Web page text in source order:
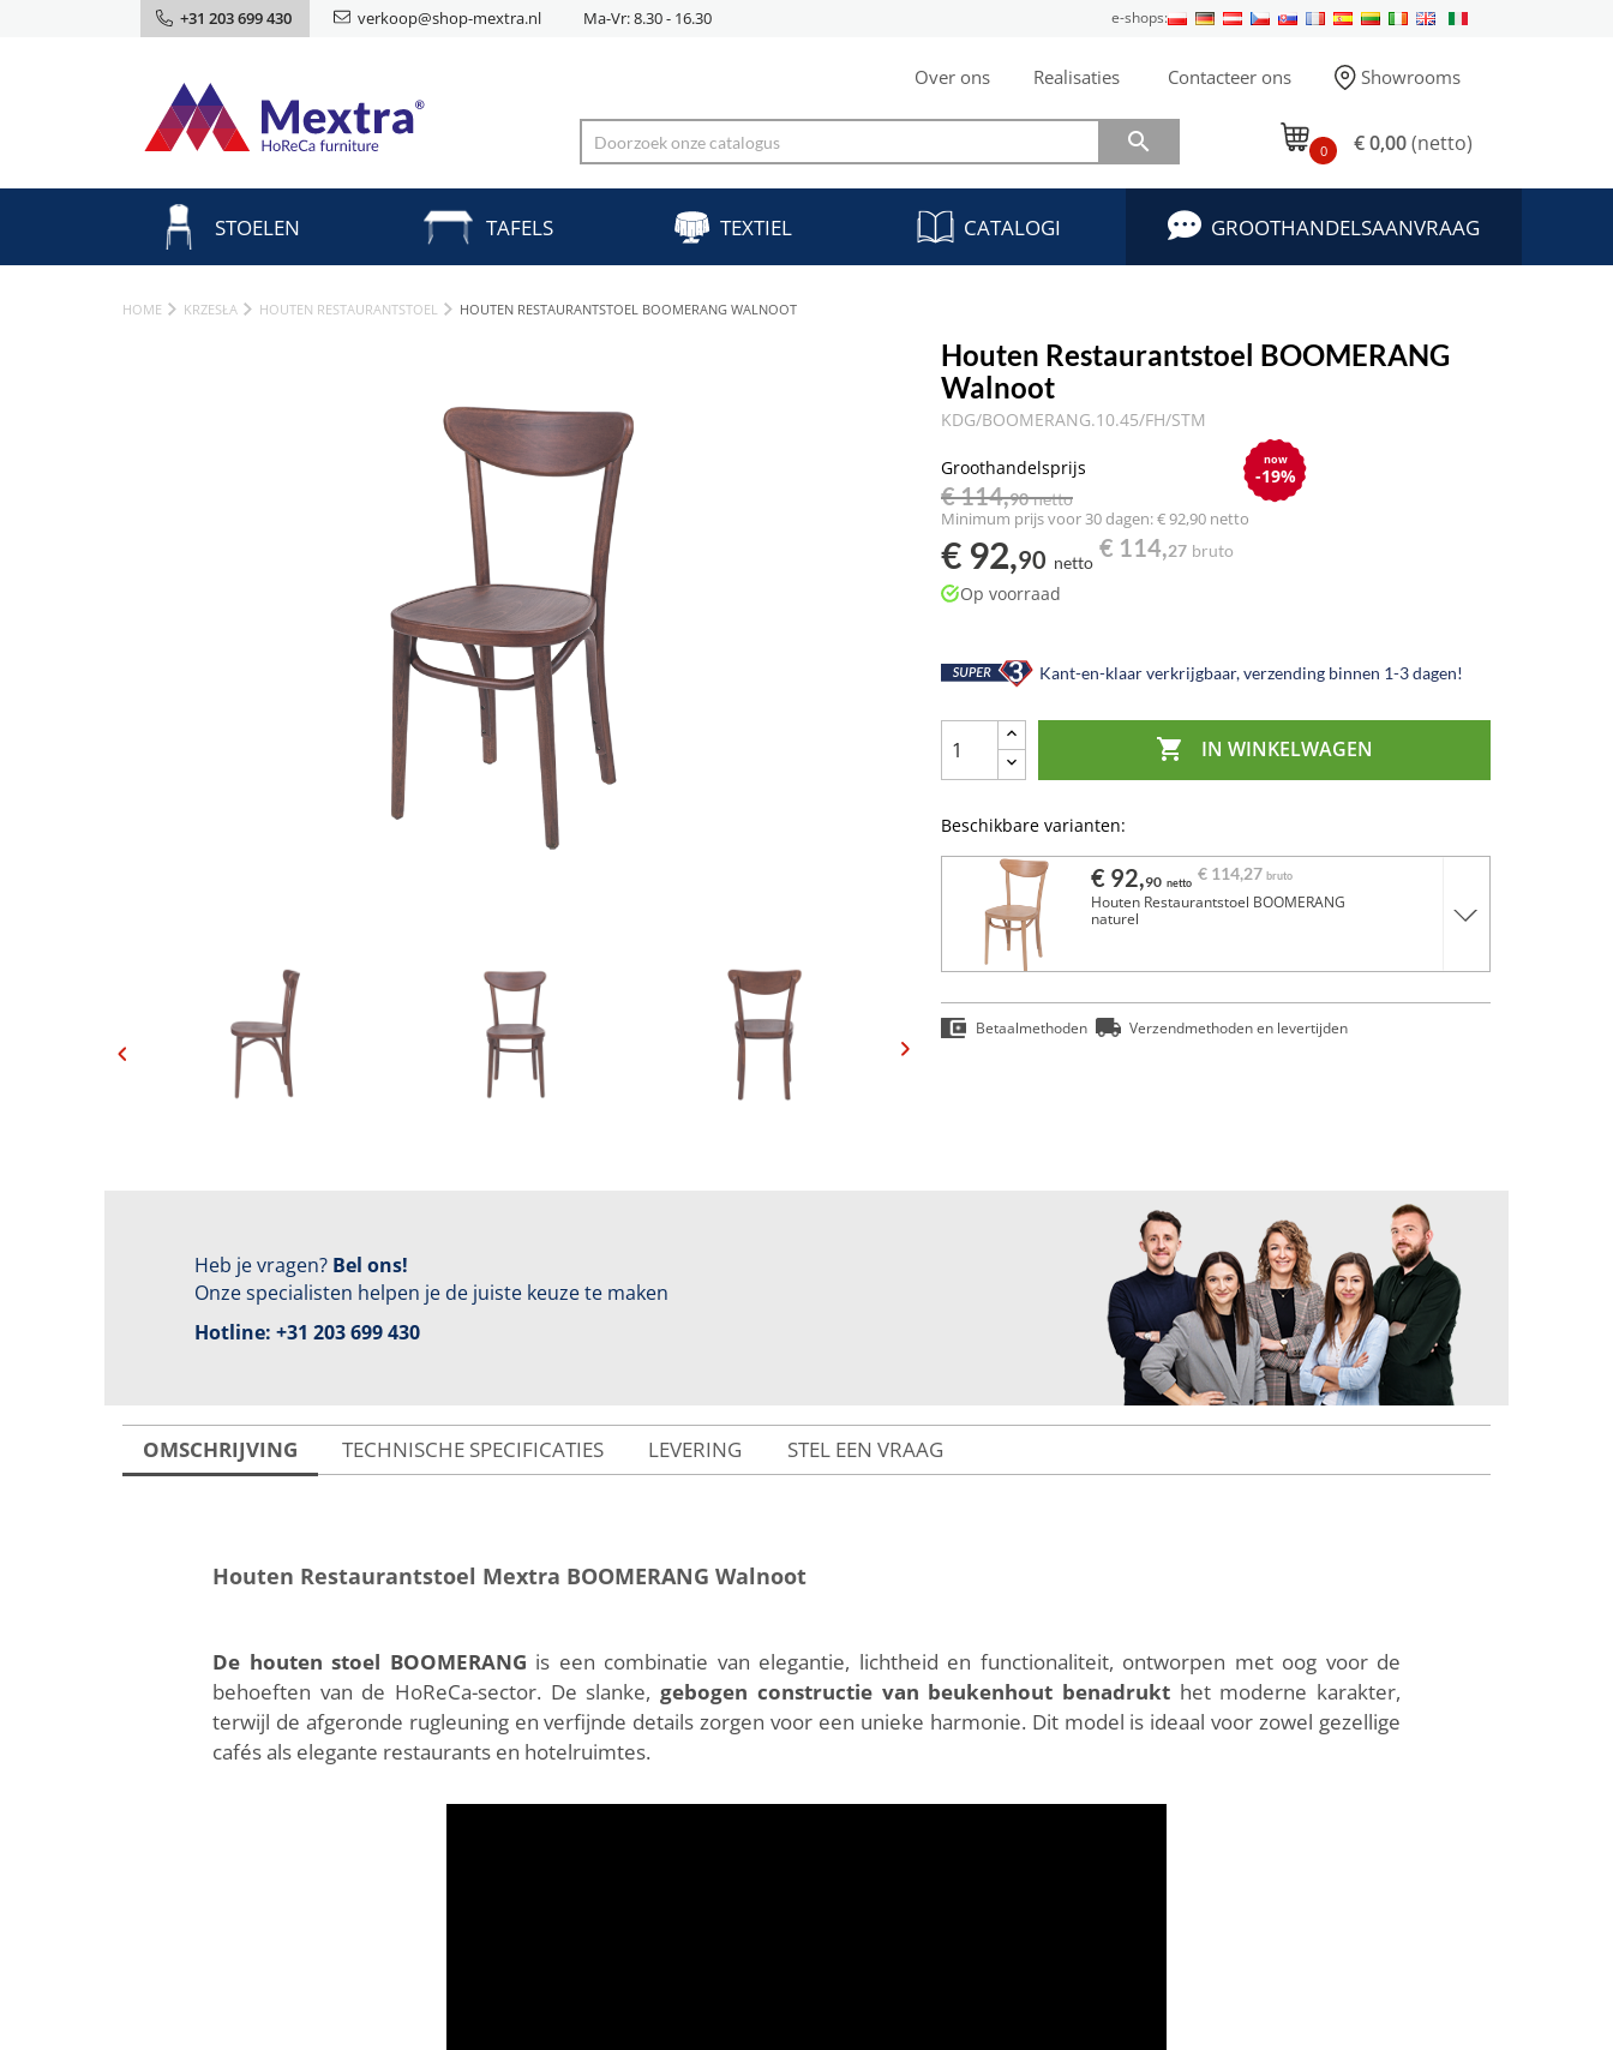
+31 203 699 430 verkoop@shop-mextra.nl Ma-Vr: 8.30 - 16.30 e-shops:
Over ons Realisaties Contacteer ons Showrooms
 0 € 0,00(netto)
STOELEN TAFELS TEXTIEL CATALOGI GROOTHANDELSAANVRAAG
HOME KRZESŁA HOUTEN RESTAURANTSTOEL HOUTEN RESTAURANTSTOEL BOOMERANG WALNOOT
Houten Restaurantstoel BOOMERANG
Walnoot
KDG/BOOMERANG.10.45/FH/STM
Groothandelsprijs
€ 114,90 netto
now
-19%
Minimum prijs voor 30 dagen: € 92,90 netto
€ 92,90 netto
€ 114,27 bruto
Op voorraad
Kant-en-klaar verkrijgbaar, verzending binnen 1-3 dagen!
 IN WINKELWAGEN
Beschikbare varianten:
€ 92,90 netto € 114,27 bruto
Houten Restaurantstoel BOOMERANG
naturel
Betaalmethoden Verzendmethoden en levertijden
Heb je vragen? Bel ons!
Onze specialisten helpen je de juiste keuze te maken
Hotline: +31 203 699 430
OMSCHRIJVING TECHNISCHE SPECIFICATIES LEVERING STEL EEN VRAAG
Houten Restaurantstoel Mextra BOOMERANG Walnoot
De houten stoel BOOMERANG is een combinatie van elegantie, lichtheid en functionaliteit, ontworpen met oog voor de
behoeften van de HoReCa-sector. De slanke,gebogen constructie van beukenhout benadrukthet moderne karakter,
terwijl de afgeronde rugleuning en verfijnde details zorgen voor een unieke harmonie. Dit model is ideaal voor zowel gezellige
cafés als elegante restaurants en hotelruimtes.